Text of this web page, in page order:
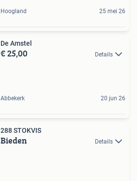
Hoogland 25 mei 26
De Amstel
€ 25,00 Details
Abbekerk 20 jun 26
288 STOKVIS
Bieden Details